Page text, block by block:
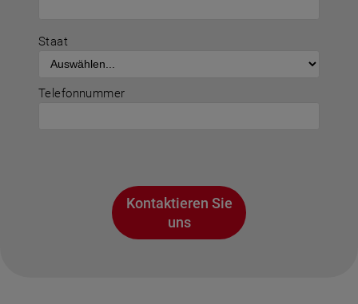
Staat
Telefonnummer
Kontaktieren Sie
uns